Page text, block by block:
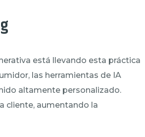
está llevando esta práctica
las herramientas de IA
altamente personalizado.
cliente, aumentando la